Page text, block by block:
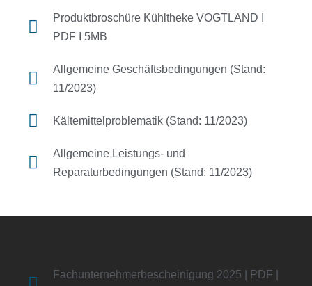
Produktbroschüre Kühltheke VOGTLAND I
PDF I 5MB
Allgemeine Geschäftsbedingungen (Stand:
11/2023)
Kältemittelproblematik (Stand: 11/2023)
Allgemeine Leistungs- und
Reparaturbedingungen (Stand: 11/2023)
Fachunternehmerbescheinigung 2025 | PDF |